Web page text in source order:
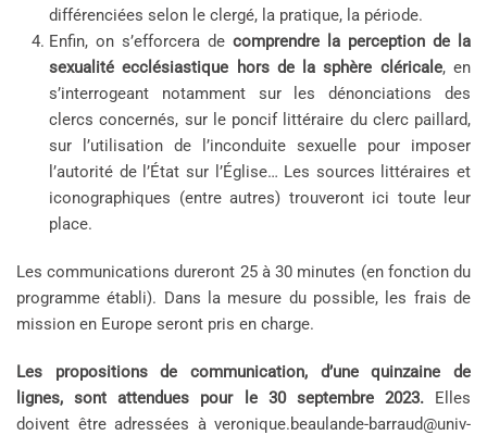
différenciées selon le clergé, la pratique, la période.
Enfin, on s’efforcera de comprendre la perception de la
sexualité ecclésiastique hors de la sphère cléricale, en
s’interrogeant notamment sur les dénonciations des
clercs concernés, sur le poncif littéraire du clerc paillard,
sur l’utilisation de l’inconduite sexuelle pour imposer
l’autorité de l’État sur l’Église… Les sources littéraires et
iconographiques (entre autres) trouveront ici toute leur
place.
Les communications dureront 25 à 30 minutes (en fonction du
programme établi). Dans la mesure du possible, les frais de
mission en Europe seront pris en charge.
Les propositions de communication, d’une quinzaine de
lignes, sont attendues pour le 30 septembre 2023. Elles
doivent être adressées à veronique.beaulande-barraud@univ-